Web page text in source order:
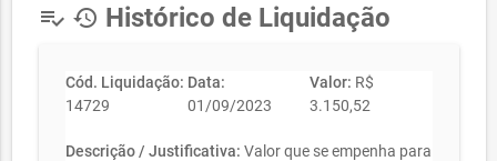
playlist_add_check history Histórico de Liquidação
Cód. Liquidação:
14729
Data:
01/09/2023
Valor: R$
3.150,52
Descrição / Justificativa: Valor que se empenha para